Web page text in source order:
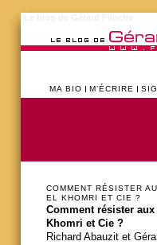
MA BIO M’ÉCRIRE
COMMENT RÉSISTER
EL KHOMRI ET CIE ?
Comment résister
Khomri et Cie ?
Richard Abauzit et